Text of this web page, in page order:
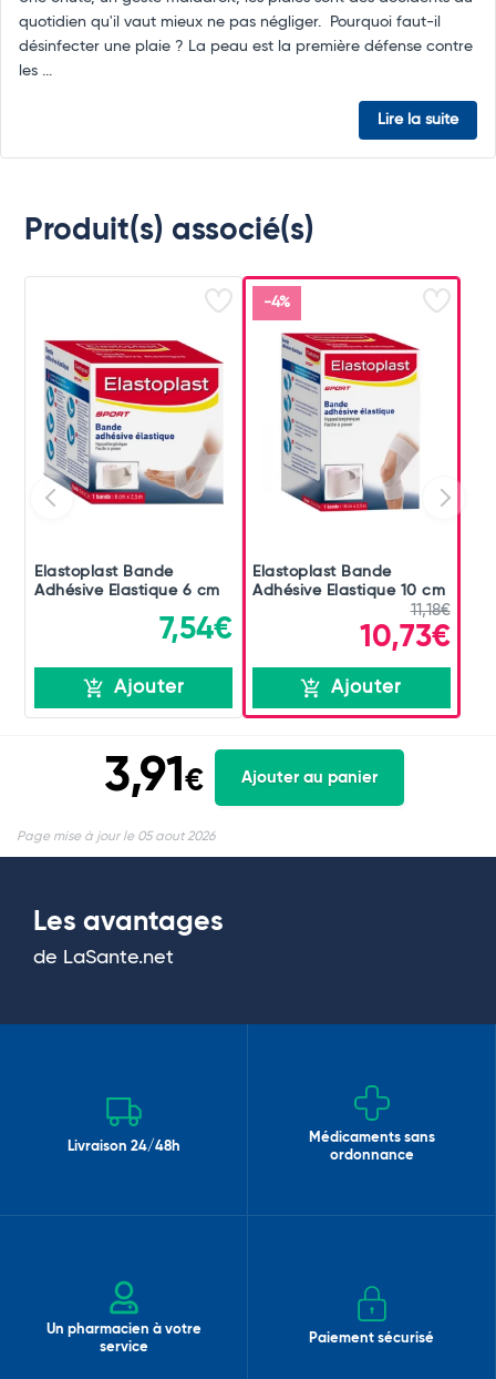
quotidien qu'il vaut mieux ne pas négliger. Pourquoi faut-il
désinfecter une plaie ? La peau est la première défense contre
les ...
Lire la suite
Produit(s) associé(s)
Elastoplast Bande
Adhésive Elastique 6 cm
7,54€
Ajouter
-4%
Elastoplast Bande
Adhésive Elastique 10 cm
11,18€
10,73€
Ajouter
3,91€ Ajouter au panier
Page mise à jour le 05 aout 2026
Les avantages
de LaSante.net
Livraison 24/48h
Médicaments sans
ordonnance
Un pharmacien à votre
service
Paiement sécurisé